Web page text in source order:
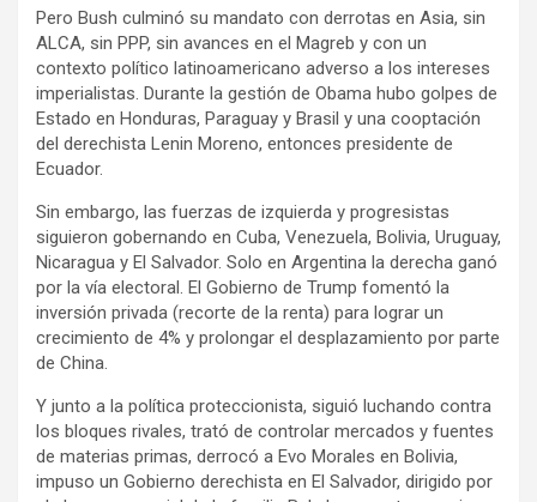
Pero Bush culminó su mandato con derrotas en Asia, sin
ALCA, sin PPP, sin avances en el Magreb y con un
contexto político latinoamericano adverso a los intereses
imperialistas. Durante la gestión de Obama hubo golpes de
Estado en Honduras, Paraguay y Brasil y una cooptación
del derechista Lenin Moreno, entonces presidente de
Ecuador.
Sin embargo, las fuerzas de izquierda y progresistas
siguieron gobernando en Cuba, Venezuela, Bolivia, Uruguay,
Nicaragua y El Salvador. Solo en Argentina la derecha ganó
por la vía electoral. El Gobierno de Trump fomentó la
inversión privada (recorte de la renta) para lograr un
crecimiento de 4% y prolongar el desplazamiento por parte
de China.
Y junto a la política proteccionista, siguió luchando contra
los bloques rivales, trató de controlar mercados y fuentes
de materias primas, derrocó a Evo Morales en Bolivia,
impuso un Gobierno derechista en El Salvador, dirigido por